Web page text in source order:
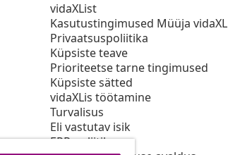
vidaXList
Kasutustingimused Müüja vidaXL
Privaatsuspoliitika
Küpsiste teave
Prioriteetse tarne tingimused
Küpsiste sätted
vidaXLis töötamine
Turvalisus
Eli vastutav isik
EPR poliitika